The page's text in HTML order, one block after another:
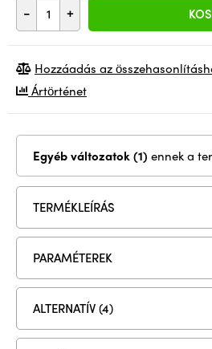
- +
Hozzáadás az
Ártörténet
Egyéb változatok (1) ennek a
TERMÉKLEÍRÁS
PARAMÉTEREK
ALTERNATÍV (4)